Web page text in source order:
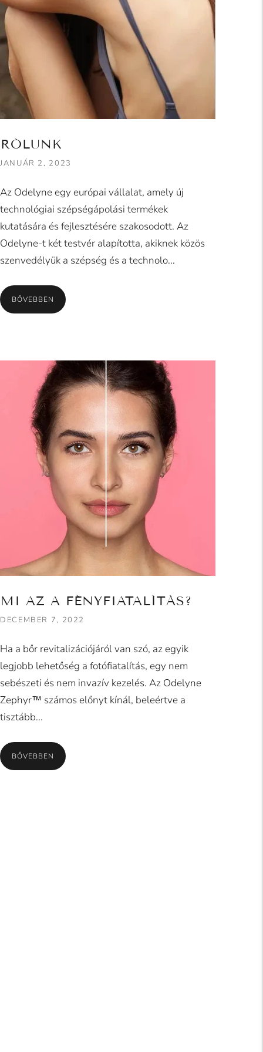
RÓLUNK
JANUÁR 2, 2023
Az Odelyne egy európai vállalat, amely új
technológiai szépségápolási termékek
kutatására és fejlesztésére szakosodott. Az
Odelyne-t két testvér alapította, akiknek közös
szenvedélyük a szépség és a technolo...
BŐVEBBEN
MI AZ A FÉNYFIATALÍTÁS?
DECEMBER 7, 2022
Ha a bőr revitalizációjáról van szó, az egyik
legjobb lehetőség a fotófiatalítás, egy nem
sebészeti és nem invazív kezelés. Az Odelyne
Zephyr™ számos előnyt kínál, beleértve a
tisztább...
BŐVEBBEN